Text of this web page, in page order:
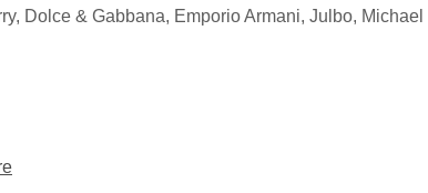
Dolce & Gabbana, Emporio Armani, Julbo,